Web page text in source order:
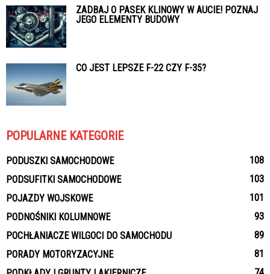
ZADBAJ O PASEK KLINOWY W AUCIE! POZNAJ
JEGO ELEMENTY BUDOWY
CO JEST LEPSZE F-22 CZY F-35?
POPULARNE KATEGORIE
PODUSZKI SAMOCHODOWE
108
PODSUFITKI SAMOCHODOWE
103
POJAZDY WOJSKOWE
101
PODNOŚNIKI KOLUMNOWE
93
POCHŁANIACZE WILGOCI DO SAMOCHODU
89
PORADY MOTORYZACYJNE
81